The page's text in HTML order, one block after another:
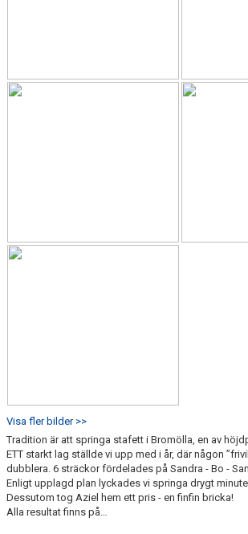
Visa fler bilder >>
Tradition är att springa stafett i Bromölla, en av
ETT starkt lag ställde vi upp med i år, där någon
dubblera. 6 sträckor fördelades på Sandra - Bo -
Enligt upplagd plan lyckades vi springa drygt
Dessutom tog Aziel hem ett pris - en finfin bricka!
Alla resultat finns på…